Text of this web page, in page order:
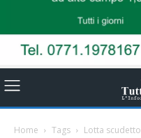
Home Tags Lotta scudetto